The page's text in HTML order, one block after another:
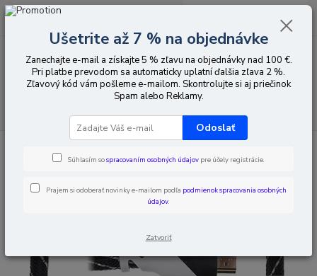
Menu
0,00 EUR
Ušetrite až 7 % na objednávke
Zanechajte e-mail a získajte 5 % zľavu na objednávky nad 100 €.
Pri platbe prevodom sa automaticky uplatní ďalšia zľava 2 %.
Zľavový kód vám pošleme e-mailom. Skontrolujte si aj priečinok
Spam alebo Reklamy.
Odoslať
Súhlasím sospracovaním osobných údajov pre účely registrácie.
Prajem si odoberať novinky e-mailom podľa podmienok spracovania osobných
údajov.
Zatvoriť